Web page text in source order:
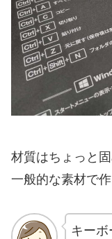
材質はちょっと
一般的な素材で作
キーボ